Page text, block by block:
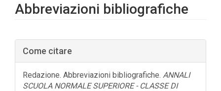
Abbreviazioni bibliografiche
Barra
laterale
dell'articolo
Come citare
Redazione. Abbreviazioni bibliografiche. ANNALI
SCUOLA NORMALE SUPERIORE - CLASSE DI